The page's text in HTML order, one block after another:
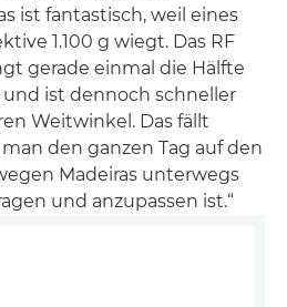
ist fantastisch, weil eines
1.100 g wiegt. Das RF
gerade einmal die Hälfte
und ist dennoch schneller
Weitwinkel. Das fällt
den ganzen Tag auf den
Madeiras unterwegs
und anzupassen ist.“